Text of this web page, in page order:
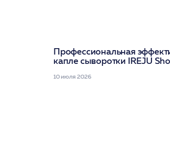
Профессиональная
капле сыворотки IREJU
10 июля 2026